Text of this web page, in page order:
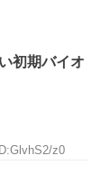
初期バイオ
z0